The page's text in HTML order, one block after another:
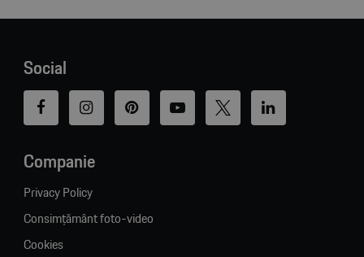
Social
Companie
Privacy Policy
Consimțământ foto-video
Cookies